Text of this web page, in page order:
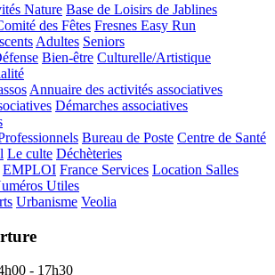
Nature Base de Loisirs de Jablines
des Fêtes Fresnes Easy Run
Adultes Seniors
Bien-être Culturelle/Artistique
Annuaire des activités associatives
Démarches associatives
Bureau de Poste Centre de Santé
Le culte Déchèteries
EMPLOI France Services Location Salles
Utiles
Urbanisme Veolia
- 17h30